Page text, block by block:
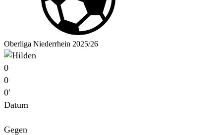
Oberliga Niederrhein 2025/26
0
0
0′
Datum
Gegen